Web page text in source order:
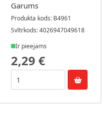
Garums
Produkta kods: B4961
Svītrkods: 4026947049618
Ir pieejams
2,29 €